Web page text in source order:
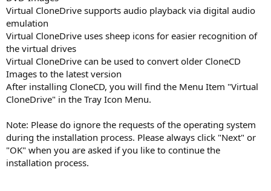
Virtual CloneDrive supports audio playback via digital audio
emulation
Virtual CloneDrive uses sheep icons for easier recognition of
the virtual drives
Virtual CloneDrive can be used to convert older CloneCD
Images to the latest version
After installing CloneCD, you will find the Menu Item "Virtual
CloneDrive" in the Tray Icon Menu.
Note: Please do ignore the requests of the operating system
during the installation process. Please always click "Next" or
"OK" when you are asked if you like to continue the
installation process.